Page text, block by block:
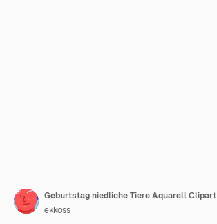
Geburtstag niedliche Tiere Aquarell Clipart
ekkoss